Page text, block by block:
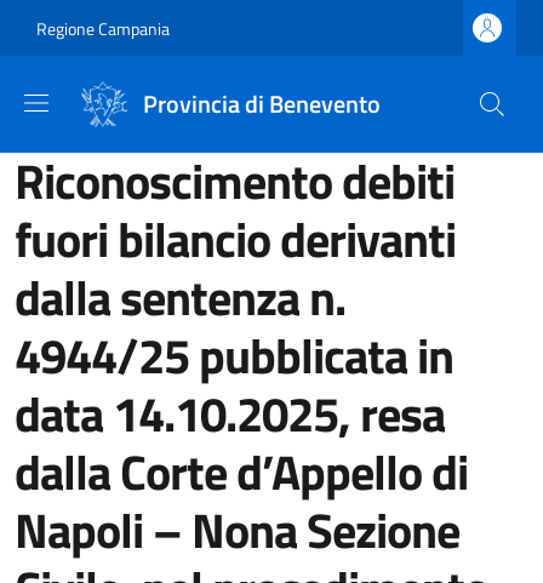
Regione Campania
Provincia di Benevento
Riconoscimento debiti
fuori bilancio derivanti
dalla sentenza n.
4944/25 pubblicata in
data 14.10.2025, resa
dalla Corte d’Appello di
Napoli – Nona Sezione